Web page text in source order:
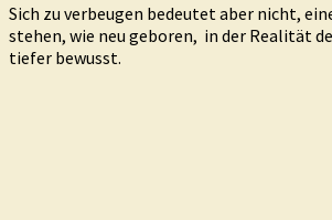
Sich zu verbeugen bedeutet aber nicht,
stehen, wie neu geboren, in der Realität
tiefer bewusst.